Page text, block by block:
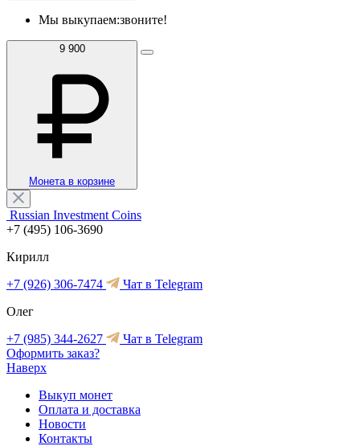
Мы выкупаем:звоните!
9 900
Монета в корзине
Russian Investment Coins
+7 (495) 106-3690
Кирилл
+7 (926) 306-7474
Чат в Telegram
Олег
+7 (985) 344-2627
Чат в Telegram
Оформить заказ?
Наверх
Выкуп монет
Оплата и доставка
Новости
Контакты